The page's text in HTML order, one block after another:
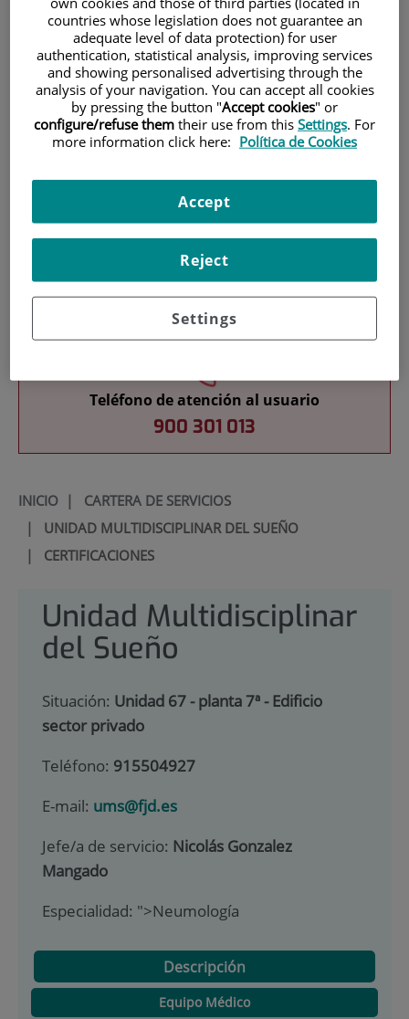
Investigación
Docencia
Teléfono de atención al usuario
900 301 013
INICIO| CARTERA DE SERVICIOS
| UNIDAD MULTIDISCIPLINAR DEL SUEÑO
| CERTIFICACIONES
Unidad Multidisciplinar
del Sueño
Situación: Unidad 67 - planta 7ª - Edificio
sector privado
Teléfono: 915504927
E-mail: ums@fjd.es
Jefe/a de servicio: Nicolás Gonzalez
Mangado
Especialidad: ">Neumología
Descripción
Equipo Médico
countries whose legislation does not guarantee an
adequate level of data protection) for user
authentication, statistical analysis, improving services
and showing personalised advertising through the
analysis of your navigation. You can accept all cookies
by pressing the button "Accept cookies" or
configure/refuse them their use from this Settings. For
more information click here: Política de Cookies
Settings
Reject
Accept